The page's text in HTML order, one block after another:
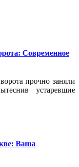
Современное
прочно заняли
устаревшие
Ваша